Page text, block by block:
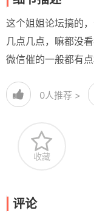
这个姐姐论坛搞的
几点几点，嘛都没
微信催的一般都有
0人推荐 >
收藏
评论